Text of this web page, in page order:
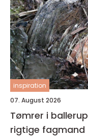
inspiration
07. August 2026
Tømrer i ballerup sådan vælger du den
rigtige fagmand